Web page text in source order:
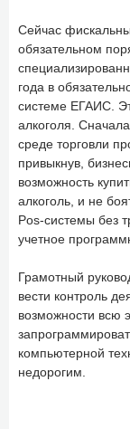
Сейчас
обязательном
года в
системе ЕГАИС.
алкоголя.
среде торговли
привыкнув,
возможность
алкоголь, и не
Pos-системы без
учетное
Грамотный
вести контроль
возможности всю
компьютерной
недорогим.